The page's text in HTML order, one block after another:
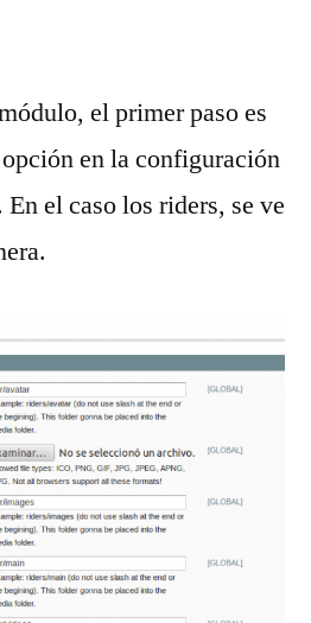
el primer paso es
en la configuración
el caso los riders, se ve